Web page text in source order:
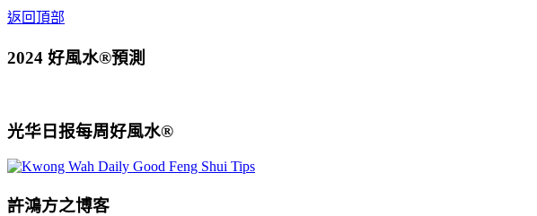
返回頂部
2024 好風水®預測
光华日报每周好風水®
許鴻方之博客